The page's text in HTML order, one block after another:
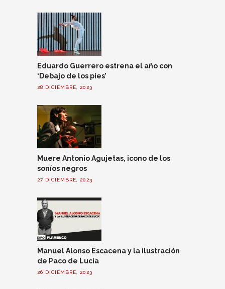
Eduardo Guerrero estrena el año con
‘Debajo de los pies’
28 DICIEMBRE, 2023
Muere Antonio Agujetas, icono de los
soníos negros
27 DICIEMBRE, 2023
Manuel Alonso Escacena y la ilustración
de Paco de Lucía
26 DICIEMBRE, 2023